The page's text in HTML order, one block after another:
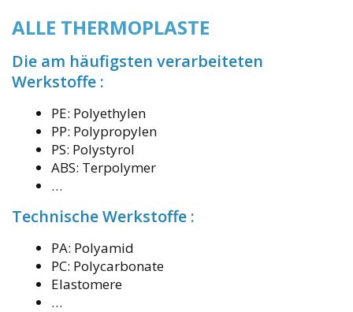
ALLE THERMOPLASTE
Die am häufigsten verarbeiteten
Werkstoffe :
PE: Polyethylen
PP: Polypropylen
PS: Polystyrol
ABS: Terpolymer
…
Technische Werkstoffe :
PA: Polyamid
PC: Polycarbonate
Elastomere
…